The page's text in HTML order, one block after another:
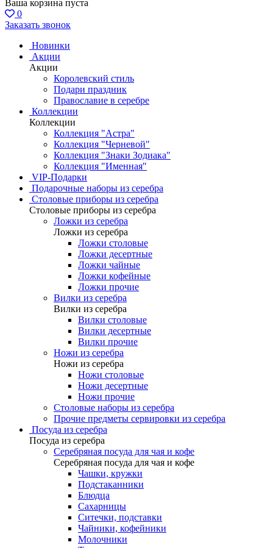
Ваша корзина пуста
0
Заказать звонок
Новинки
Акции
Акции
Королевский стиль
Подари праздник
Православие в серебре
Коллекции
Коллекции
Коллекция "Астра"
Коллекция "Черневой"
Коллекция "Знаки Зодиака"
Коллекция "Именная"
VIP-Подарки
Подарочные наборы из серебра
Столовые приборы из серебра
Столовые приборы из серебра
Ложки из серебра
Ложки из серебра
Ложки столовые
Ложки десертные
Ложки чайные
Ложки кофейные
Ложки прочие
Вилки из серебра
Вилки из серебра
Вилки столовые
Вилки десертные
Вилки прочие
Ножи из серебра
Ножи из серебра
Ножи столовые
Ножи десертные
Ножи прочие
Столовые наборы из серебра
Прочие предметы сервировки из серебра
Посуда из серебра
Посуда из серебра
Серебряная посуда для чая и кофе
Серебряная посуда для чая и кофе
Чашки, кружки
Подстаканники
Блюдца
Сахарницы
Ситечки, подставки
Чайники, кофейники
Молочники